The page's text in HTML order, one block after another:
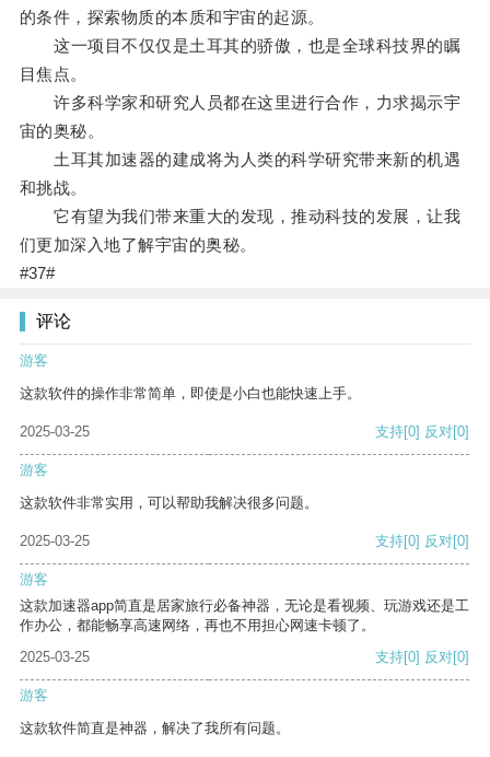
的条件，探索物质的本质和宇宙的起源。
这一项目不仅仅是土耳其的骄傲，也是全球科技界的瞩
目焦点。
许多科学家和研究人员都在这里进行合作，力求揭示宇
宙的奥秘。
土耳其加速器的建成将为人类的科学研究带来新的机遇
和挑战。
它有望为我们带来重大的发现，推动科技的发展，让我
们更加深入地了解宇宙的奥秘。
#37#
评论
游客
这款软件的操作非常简单，即使是小白也能快速上手。
2025-03-25 支持[0] 反对[0]
游客
这款软件非常实用，可以帮助我解决很多问题。
2025-03-25 支持[0] 反对[0]
游客
这款加速器app简直是居家旅行必备神器，无论是看视频、玩游戏还是工
作办公，都能畅享高速网络，再也不用担心网速卡顿了。
2025-03-25
支持[0] 反对[0]
游客
这款软件简直是神器，解决了我所有问题。